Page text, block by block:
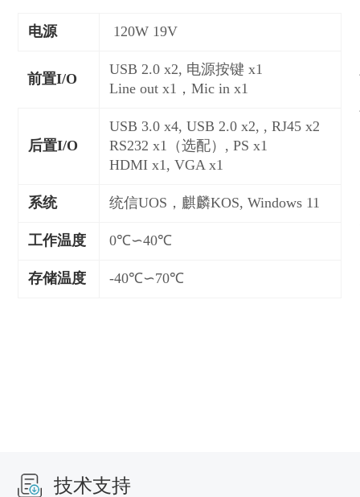
电源 120W 19V
前置I/O
USB 2.0 x2, 电源按键 x1
Line out x1，Mic in x1
后置I/O
USB 3.0 x4, USB 2.0 x2, , RJ45 x2
RS232 x1（选配） , PS x1
HDMI x1, VGA x1
系统 统信UOS，麒麟KOS, Windows 11
工作温度 0℃∽40℃
存储温度 -40℃∽70℃
技术支持